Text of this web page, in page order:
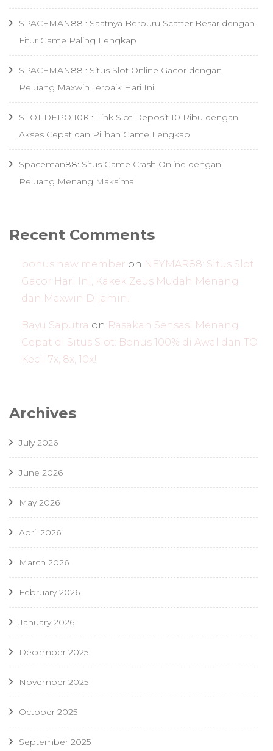
SPACEMAN88 : Saatnya Berburu Scatter Besar dengan
Fitur Game Paling Lengkap
SPACEMAN88 : Situs Slot Online Gacor dengan
Peluang Maxwin Terbaik Hari Ini
SLOT DEPO 10K : Link Slot Deposit 10 Ribu dengan
Akses Cepat dan Pilihan Game Lengkap
Spaceman88: Situs Game Crash Online dengan
Peluang Menang Maksimal
Recent Comments
bonus new member on NEYMAR88: Situs Slot
Gacor Hari Ini, Kakek Zeus Mudah Menang
dan Maxwin Dijamin!
Bayu Saputra on Rasakan Sensasi Menang
Cepat di Situs Slot: Bonus 100% di Awal dan TO
Kecil 7x, 8x, 10x!
Archives
July 2026
June 2026
May 2026
April 2026
March 2026
February 2026
January 2026
December 2025
November 2025
October 2025
September 2025